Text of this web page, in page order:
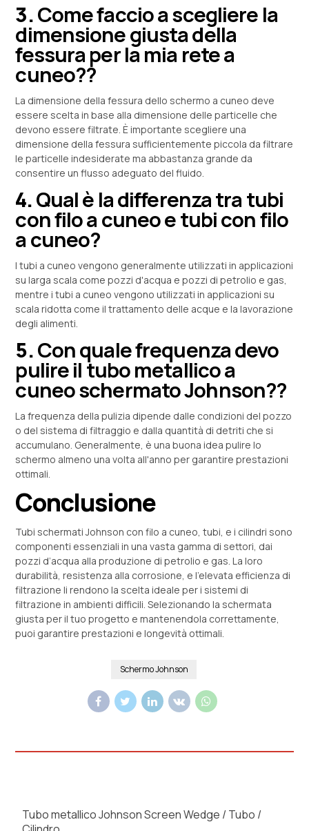
3.Come faccio a scegliere la
dimensione giusta della
fessura per la mia rete a
cuneo??
La dimensione della fessura dello schermo a cuneo deve
essere scelta in base alla dimensione delle particelle che
devono essere filtrate. È importante scegliere una
dimensione della fessura sufficientemente piccola da filtrare
le particelle indesiderate ma abbastanza grande da
consentire un flusso adeguato del fluido.
4.Qual è la differenza tra tubi
con filo a cuneo e tubi con filo
a cuneo?
I tubi a cuneo vengono generalmente utilizzati in applicazioni
su larga scala come pozzi d'acqua e pozzi di petrolio e gas,
mentre i tubi a cuneo vengono utilizzati in applicazioni su
scala ridotta come il trattamento delle acque e la lavorazione
degli alimenti.
5.Con quale frequenza devo
pulire il tubo metallico a
cuneo schermato Johnson??
La frequenza della pulizia dipende dalle condizioni del pozzo
o del sistema di filtraggio e dalla quantità di detriti che si
accumulano. Generalmente, è una buona idea pulire lo
schermo almeno una volta all'anno per garantire prestazioni
ottimali.
Conclusione
Tubi schermati Johnson con filo a cuneo, tubi, e i cilindri sono
componenti essenziali in una vasta gamma di settori, dai
pozzi d’acqua alla produzione di petrolio e gas. La loro
durabilità, resistenza alla corrosione, e l'elevata efficienza di
filtrazione li rendono la scelta ideale per i sistemi di
filtrazione in ambienti difficili. Selezionando la schermata
giusta per il tuo progetto e mantenendola correttamente,
puoi garantire prestazioni e longevità ottimali.
Schermo Johnson
Tubo metallico Johnson Screen Wedge / Tubo /